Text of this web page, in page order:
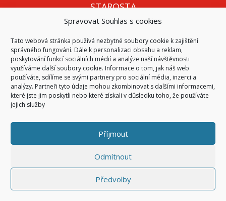
Spravovat Souhlas s cookies
Tato webová stránka používá nezbytné soubory cookie k zajištění
správného fungování. Dále k personalizaci obsahu a reklam,
poskytování funkcí sociálních médií a analýze naší návštěvnosti
využíváme další soubory cookie. Informace o tom, jak náš web
používáte, sdílíme se svými partnery pro sociální média, inzerci a
analýzy. Partneři tyto údaje mohou zkombinovat s dalšími informacemi,
které jste jim poskytli nebo které získali v důsledku toho, že používáte
jejich služby
Příjmout
Odmítnout
Předvolby
STAROSTA
Mgr. Roman Vala
info@oukojetice.cz
ÚŘEDNÍ HODINY
Po, St: 15:30 - 16:30
Všechny kontakty | Kde nás najdete
© 2026Obec Kojetice na Moravě
Všechna práva vyhrazena
Code & Design bySymphony Digital
Přihlásit se